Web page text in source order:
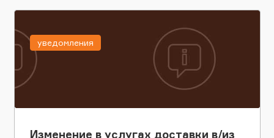
Изменение в услугах доставки в/из
уведомления